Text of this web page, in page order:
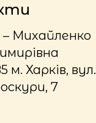
– Михайленко
м. Харків, вул.
7